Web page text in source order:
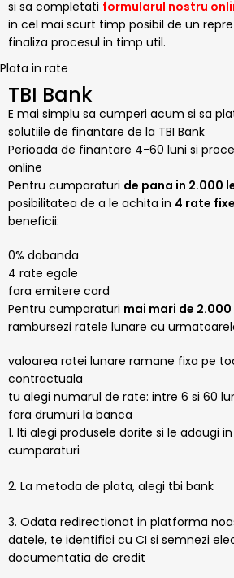
si sa completati formularul nostru
in cel mai scurt timp posibil de un
finaliza procesul in timp util.
Plata in rate
TBI Bank
E mai simplu sa cumperi acum si sa
solutiile de finantare de la TBI Bank
Perioada de finantare 4-60 luni si
online
Pentru cumparaturi de pana in 2.000
posibilitatea de a le achita in 4 rate
beneficii:
0% dobanda
4 rate egale
fara emitere card
Pentru cumparaturi mai mari de 2.000
rambursezi ratele lunare cu
valoarea ratei lunare ramane fixa pe
contractuala
tu alegi numarul de rate: intre 6 si 60
fara drumuri la banca
1. Iti alegi produsele dorite si le adaugi
cumparaturi
2. La metoda de plata, alegi tbi bank
3. Odata redirectionat in platforma
datele, te identifici cu CI si semnezi
documentatia de credit